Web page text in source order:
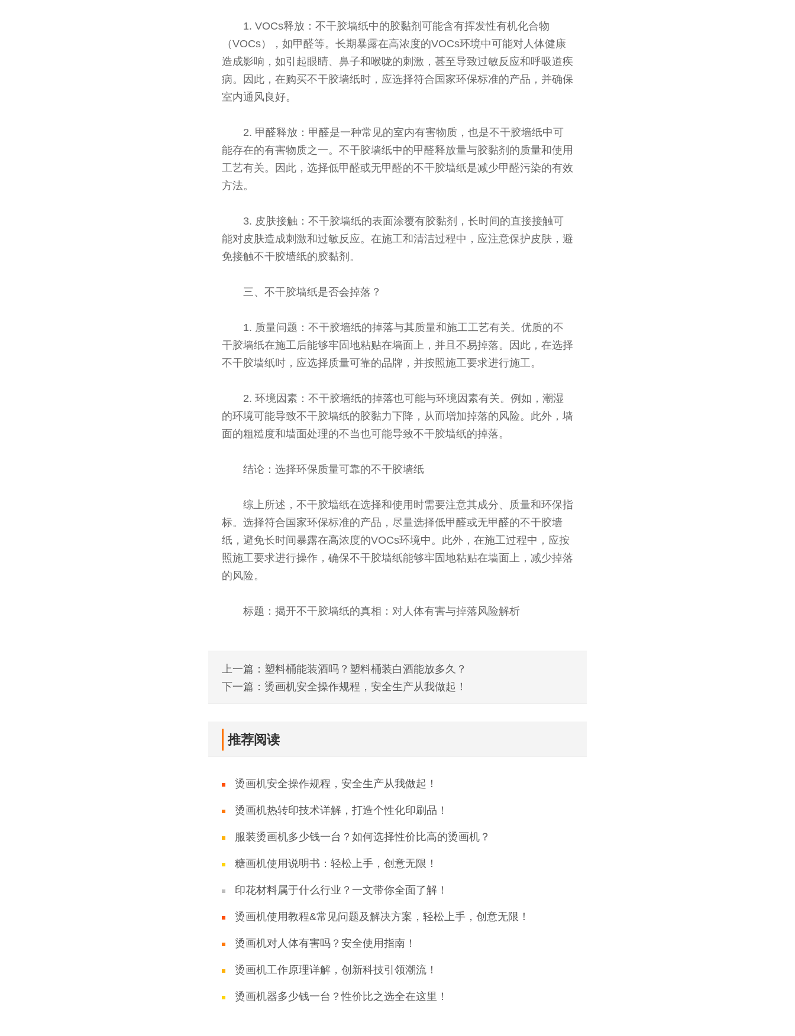
1. VOCs释放：不干胶墙纸中的胶黏剂可能含有挥发性有机化合物
（VOCs），如甲醛等。长期暴露在高浓度的VOCs环境中可能对人体健康
造成影响，如引起眼睛、鼻子和喉咙的刺激，甚至导致过敏反应和呼吸道疾
病。因此，在购买不干胶墙纸时，应选择符合国家环保标准的产品，并确保
室内通风良好。
2. 甲醛释放：甲醛是一种常见的室内有害物质，也是不干胶墙纸中可
能存在的有害物质之一。不干胶墙纸中的甲醛释放量与胶黏剂的质量和使用
工艺有关。因此，选择低甲醛或无甲醛的不干胶墙纸是减少甲醛污染的有效
方法。
3. 皮肤接触：不干胶墙纸的表面涂覆有胶黏剂，长时间的直接接触可
能对皮肤造成刺激和过敏反应。在施工和清洁过程中，应注意保护皮肤，避
免接触不干胶墙纸的胶黏剂。
三、不干胶墙纸是否会掉落？
1. 质量问题：不干胶墙纸的掉落与其质量和施工工艺有关。优质的不
干胶墙纸在施工后能够牢固地粘贴在墙面上，并且不易掉落。因此，在选择
不干胶墙纸时，应选择质量可靠的品牌，并按照施工要求进行施工。
2. 环境因素：不干胶墙纸的掉落也可能与环境因素有关。例如，潮湿
的环境可能导致不干胶墙纸的胶黏力下降，从而增加掉落的风险。此外，墙
面的粗糙度和墙面处理的不当也可能导致不干胶墙纸的掉落。
结论：选择环保质量可靠的不干胶墙纸
综上所述，不干胶墙纸在选择和使用时需要注意其成分、质量和环保指
标。选择符合国家环保标准的产品，尽量选择低甲醛或无甲醛的不干胶墙
纸，避免长时间暴露在高浓度的VOCs环境中。此外，在施工过程中，应按
照施工要求进行操作，确保不干胶墙纸能够牢固地粘贴在墙面上，减少掉落
的风险。
标题：揭开不干胶墙纸的真相：对人体有害与掉落风险解析
上一篇：塑料桶能装酒吗？塑料桶装白酒能放多久？
下一篇：烫画机安全操作规程，安全生产从我做起！
推荐阅读
烫画机安全操作规程，安全生产从我做起！
烫画机热转印技术详解，打造个性化印刷品！
服装烫画机多少钱一台？如何选择性价比高的烫画机？
糖画机使用说明书：轻松上手，创意无限！
印花材料属于什么行业？一文带你全面了解！
烫画机使用教程&常见问题及解决方案，轻松上手，创意无限！
烫画机对人体有害吗？安全使用指南！
烫画机工作原理详解，创新科技引领潮流！
烫画机器多少钱一台？性价比之选全在这里！